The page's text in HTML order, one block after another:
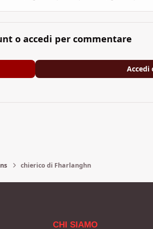
o accedi per commentare
Accedi
chierico di Fharlanghn
CHI SIAMO